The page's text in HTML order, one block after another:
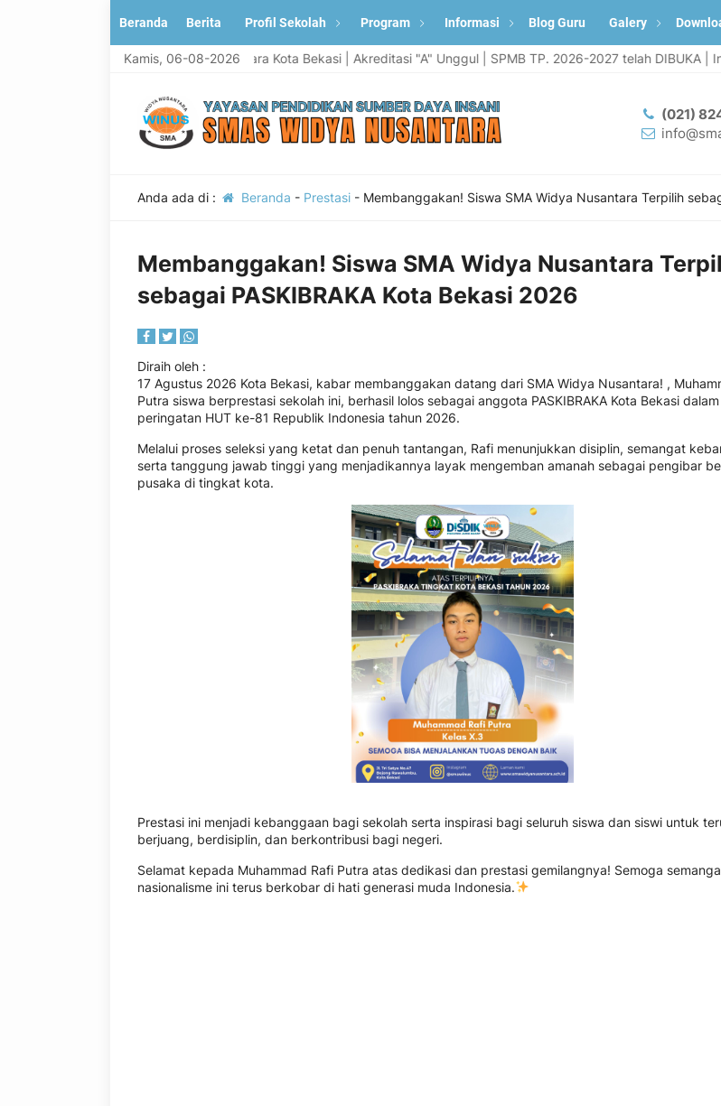
Beranda Berita Profil Sekolah Program Informasi Blog Guru Galery
Kamis, 06-08-2026
Situs resmi SMA Widya Nusantara Kota Bekasi | Akreditasi "A" Unggul | SPMB TP. 2026-2027 telah DIBUKA | Info lebih
(021)
Anda ada di : Beranda - Prestasi- Membanggakan! Siswa SMA Widya Nusantara Terpilih
Membanggakan! Siswa SMA Widya Nusantara
sebagai PASKIBRAKA Kota Bekasi 2026
Diraih oleh :
17 Agustus 2026 Kota Bekasi, kabar membanggakan datang dari SMA Widya Nusantara! ,
Putra siswa berprestasi sekolah ini, berhasil lolos sebagai anggota PASKIBRAKA Kota Bekasi
peringatan HUT ke-81 Republik Indonesia tahun 2026.
Melalui proses seleksi yang ketat dan penuh tantangan, Rafi menunjukkan disiplin, semangat
serta tanggung jawab tinggi yang menjadikannya layak mengemban amanah sebagai pengibar
pusaka di tingkat kota.
Prestasi ini menjadi kebanggaan bagi sekolah serta inspirasi bagi seluruh siswa dan siswi untuk
berjuang, berdisiplin, dan berkontribusi bagi negeri.
Selamat kepada Muhammad Rafi Putra atas dedikasi dan prestasi gemilangnya! Semoga
nasionalisme ini terus berkobar di hati generasi muda Indonesia.